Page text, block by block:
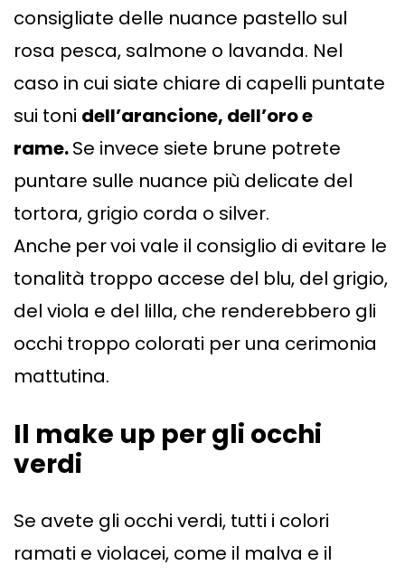
consigliate delle nuance pastello sul
rosa pesca, salmone o lavanda. Nel
caso in cui siate chiare di capelli puntate
sui toni dell’arancione, dell’oro e
rame.Se invece siete brune potrete
puntare sulle nuance più delicate del
tortora, grigio corda o silver.
Anche pervoi vale il consiglio di evitare le
tonalità troppo accese del blu, del grigio,
del viola e del lilla, che renderebbero gli
occhi troppo colorati per una cerimonia
mattutina.
Il make up per gli occhi
verdi
Se avete gli occhi verdi, tutti i colori
ramati e violacei, come il malva e il